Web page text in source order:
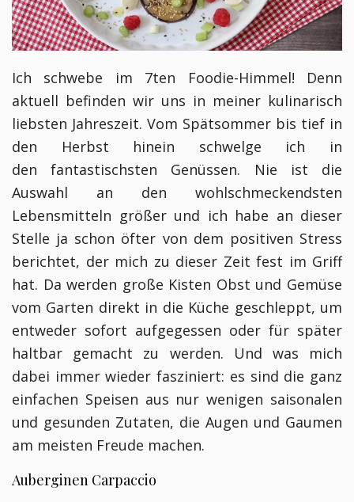
Ich schwebe im 7ten Foodie-Himmel! Denn
aktuell befinden wir uns in meiner kulinarisch
liebsten Jahreszeit. Vom Spätsommer bis tief in
den Herbst hinein schwelge ich in
den fantastischsten Genüssen. Nie ist die
Auswahl an den wohlschmeckendsten
Lebensmitteln größer und ich habe an dieser
Stelle ja schon öfter von dem positiven Stress
berichtet, der mich zu dieser Zeit fest im Griff
hat. Da werden große Kisten Obst und Gemüse
vom Garten direkt in die Küche geschleppt, um
entweder sofort aufgegessen oder für später
haltbar gemacht zu werden. Und was mich
dabei immer wieder fasziniert: es sind die ganz
einfachen Speisen aus nur wenigen saisonalen
und gesunden Zutaten, die Augen und Gaumen
am meisten Freude machen.
Auberginen Carpaccio